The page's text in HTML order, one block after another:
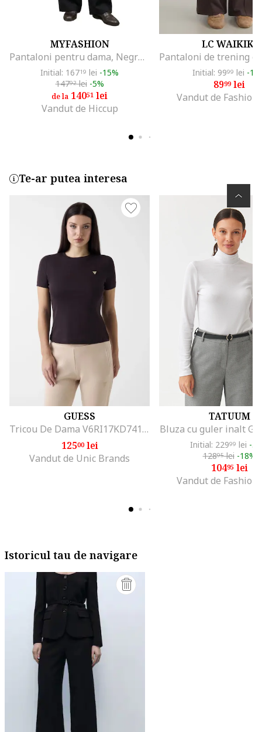
MYFASHION
Pantaloni pentru dama, Negru, Talie inalta
Initial: 16719 lei -15%
14792lei -5%
de la 14051 lei
Vandut de Hiccup
LC WAIKIKI
Initial: 9999 lei -
8999lei
Vandut de Fashion
Te-ar putea interesa
GUESS
Tricou De Dama V6RI17KD741, Negru
12500lei
Vandut de Unic Brands
TATUUM
Bluza cu guler inalt
Initial: 22999 lei -
12895lei -18%
10495lei
Vandut de Fashion
Istoricul tau de navigare